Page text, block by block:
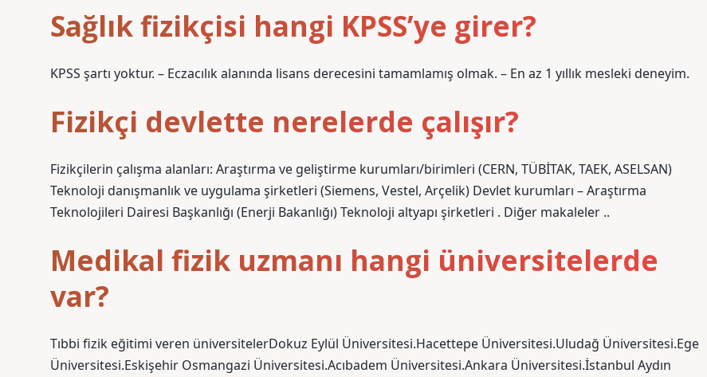
Sağlık fizikçisi hangi KPSS’ye girer?
KPSS şartı yoktur. – Eczacılık alanında lisans derecesini tamamlamış olmak. – En az 1 yıllık mesleki deneyim.
Fizikçi devlette nerelerde çalışır?
Fizikçilerin çalışma alanları: Araştırma ve geliştirme kurumları/birimleri (CERN, TÜBİTAK, TAEK, ASELSAN)
Teknoloji danışmanlık ve uygulama şirketleri (Siemens, Vestel, Arçelik) Devlet kurumları – Araştırma
Teknolojileri Dairesi Başkanlığı (Enerji Bakanlığı) Teknoloji altyapı şirketleri . Diğer makaleler ..
Medikal fizik uzmanı hangi üniversitelerde
var?
Tıbbi fizik eğitimi veren üniversitelerDokuz Eylül Üniversitesi.Hacettepe Üniversitesi.Uludağ Üniversitesi.Ege
Üniversitesi.Eskişehir Osmangazi Üniversitesi.Acıbadem Üniversitesi.Ankara Üniversitesi.İstanbul Aydın